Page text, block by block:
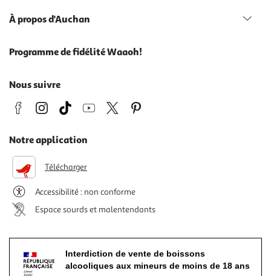
À propos d'Auchan
Programme de fidélité Waaoh!
Nous suivre
Notre application
Télécharger
Accessibilité : non conforme
Espace sourds et malentendants
Interdiction de vente de boissons
alcooliques aux mineurs de moins de 18 ans